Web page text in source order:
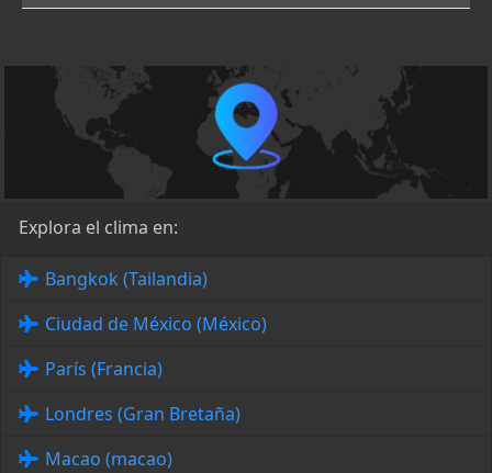
Explora el clima en:
Bangkok (Tailandia)
Ciudad de México (México)
París (Francia)
Londres (Gran Bretaña)
Macao (macao)